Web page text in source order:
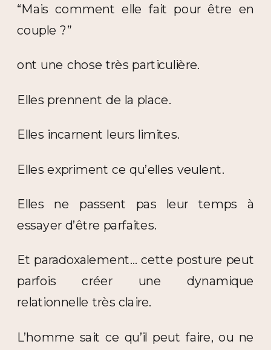
“Mais comment elle fait pour être en
couple ?”
ont une chose très particulière.
Elles prennent de la place.
Elles incarnent leurs limites.
Elles expriment ce qu’elles veulent.
Elles ne passent pas leur temps à
essayer d’être parfaites.
Et paradoxalement… cette posture peut
parfois créer une dynamique
relationnelle très claire.
L’homme sait ce qu’il peut faire, ou ne